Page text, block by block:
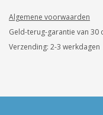
Algemene voorwaarden
Geld-terug-garantie van 30
Verzending: 2-3 werkdagen